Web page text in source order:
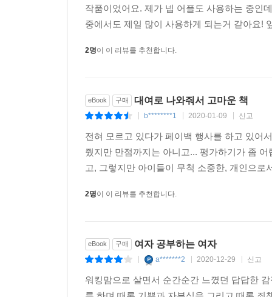
작품이었어요. 제가 넵 어플도 사용하는 중인
중에서도 제일 많이 사용하게 되는거 같아요!
2명이 이 리뷰를 추천합니다.
eBook 구매 대여로 나와줘서 고마운 책
b********1 2020-01-09 신고
전혀 모르고 있다가 페이백 행사를 하고 있어
줬지만 만점까지는 아니고... 평가하기가 좀
고, 그렇지만 아이들이 무척 소중한, 개인으
2명이 이 리뷰를 추천합니다.
eBook 구매 여자 공부하는 여자
a*******2 2020-12-29 신고
워킹맘으로 살면서 순간순간 느꼈던 답답한